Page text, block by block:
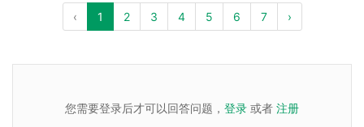
‹ 1 2 3 4 5 6 7 ›
您需要登录后才可以回答问题， 登录 或者 注册